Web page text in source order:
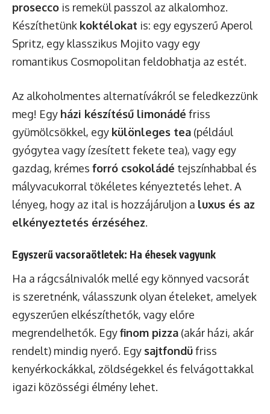
prosecco is remekül passzol az alkalomhoz.
Készíthetünk koktélokat is: egy egyszerű Aperol
Spritz, egy klasszikus Mojito vagy egy
romantikus Cosmopolitan feldobhatja az estét.
Az alkoholmentes alternatívákról se feledkezzünk
meg! Egy házi készítésű limonádé friss
gyümölcsökkel, egy különleges tea (például
gyógytea vagy ízesített fekete tea), vagy egy
gazdag, krémes forró csokoládé tejszínhabbal és
mályvacukorral tökéletes kényeztetés lehet. A
lényeg, hogy az ital is hozzájáruljon a luxus és az
elkényeztetés érzéséhez.
Egyszerű vacsoraötletek: Ha éhesek vagyunk
Ha a rágcsálnivalók mellé egy könnyed vacsorát
is szeretnénk, válasszunk olyan ételeket, amelyek
egyszerűen elkészíthetők, vagy előre
megrendelhetők. Egyfinom pizza (akár házi, akár
rendelt) mindig nyerő. Egy sajtfondüfriss
kenyérkockákkal, zöldségekkel és felvágottakkal
igazi közösségi élmény lehet.